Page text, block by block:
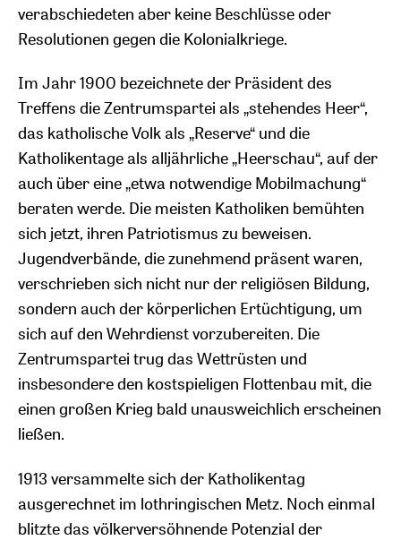
verabschiedeten aber keine Beschlüsse oder
Resolutionen gegen die Kolonialkriege.
Im Jahr 1900 bezeichnete der Präsident des
Treffens die Zentrumspartei als „stehendes Heer“,
das katholische Volk als „Reserve“ und die
Katholikentage als alljährliche „Heerschau“, auf der
auch über eine „etwa notwendige Mobilmachung“
beraten werde. Die meisten Katholiken bemühten
sich jetzt, ihren Patriotismus zu beweisen.
Jugendverbände, die zunehmend präsent waren,
verschrieben sich nicht nur der religiösen Bildung,
sondern auch der körperlichen Ertüchtigung, um
sich auf den Wehrdienst vorzubereiten. Die
Zentrumspartei trug das Wettrüsten und
insbesondere den kostspieligen Flottenbau mit, die
einen großen Krieg bald unausweichlich erscheinen
ließen.
1913 versammelte sich der Katholikentag
ausgerechnet im lothringischen Metz. Noch einmal
blitzte das völkerversöhnende Potenzial der